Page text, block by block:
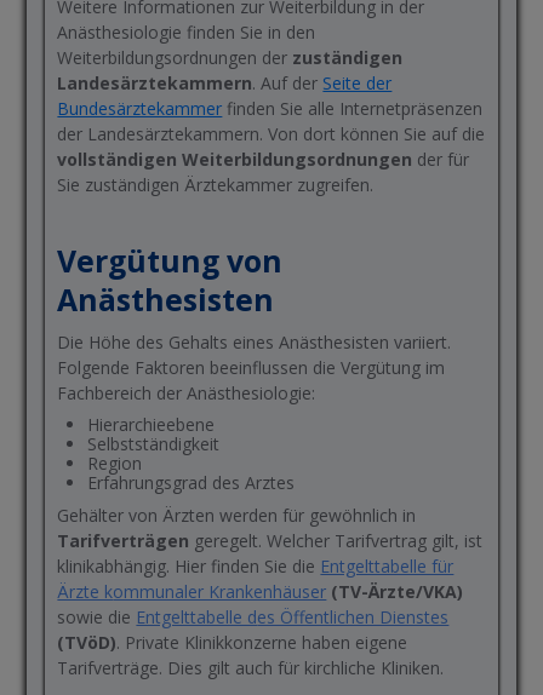
Weitere Informationen zur Weiterbildung in der
Anästhesiologie finden Sie in den
Weiterbildungsordnungen der zuständigen
Landesärztekammern. Auf der Seite der
Bundesärztekammer finden Sie alle Internetpräsenzen
der Landesärztekammern. Von dort können Sie auf die
vollständigen Weiterbildungsordnungen der für
Sie zuständigen Ärztekammer zugreifen.
Vergütung von
Anästhesisten
Die Höhe des Gehalts eines Anästhesisten variiert.
Folgende Faktoren beeinflussen die Vergütung im
Fachbereich der Anästhesiologie:
Hierarchieebene
Selbstständigkeit
Region
Erfahrungsgrad des Arztes
Gehälter von Ärzten werden für gewöhnlich in
Tarifverträgen geregelt. Welcher Tarifvertrag gilt, ist
klinikabhängig. Hier finden Sie die Entgelttabelle für
Ärzte kommunaler Krankenhäuser (TV-Ärzte/VKA)
sowie die Entgelttabelle des Öffentlichen Dienstes
(TVöD). Private Klinikkonzerne haben eigene
Tarifverträge. Dies gilt auch für kirchliche Kliniken.